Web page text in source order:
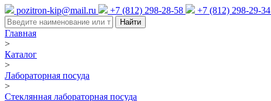
pozitron-kip@mail.ru +7 (812) 298-28-58 +7 (812) 298-29-34
Найти
Главная
>
Каталог
>
Лабораторная посуда
>
Стеклянная лабораторная посуда